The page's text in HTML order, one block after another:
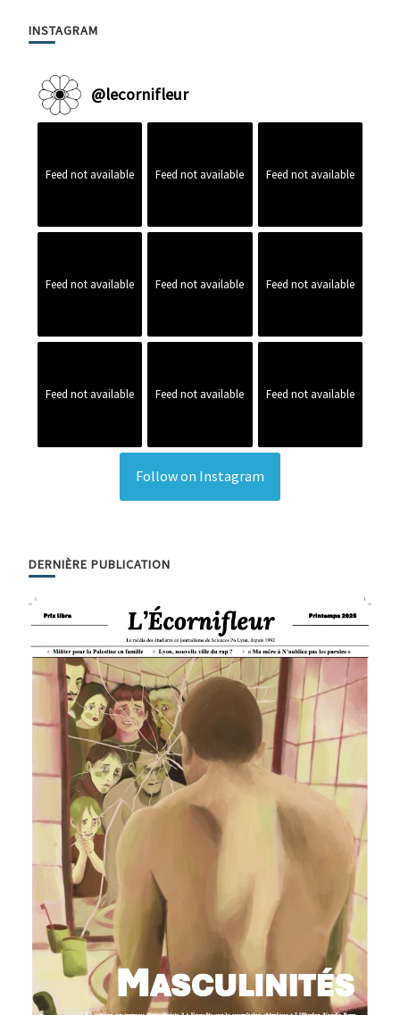
INSTAGRAM
@lecornifleur
Feed not available Feed not available Feed not available
Feed not available Feed not available Feed not available
Feed not available Feed not available Feed not available
Follow on Instagram
DERNIÈRE PUBLICATION